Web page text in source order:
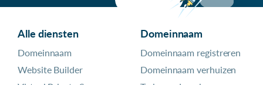
Alle diensten
Domeinnaam
Website Builder
Domeinnaam
Domeinnaam registreren
Domeinnaam verhuizen